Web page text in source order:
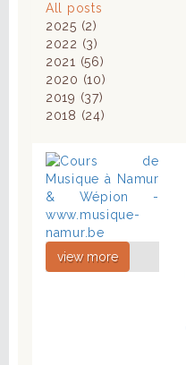
All posts
2025 (2)
2022 (3)
2021 (56)
2020 (10)
2019 (37)
2018 (24)
view more